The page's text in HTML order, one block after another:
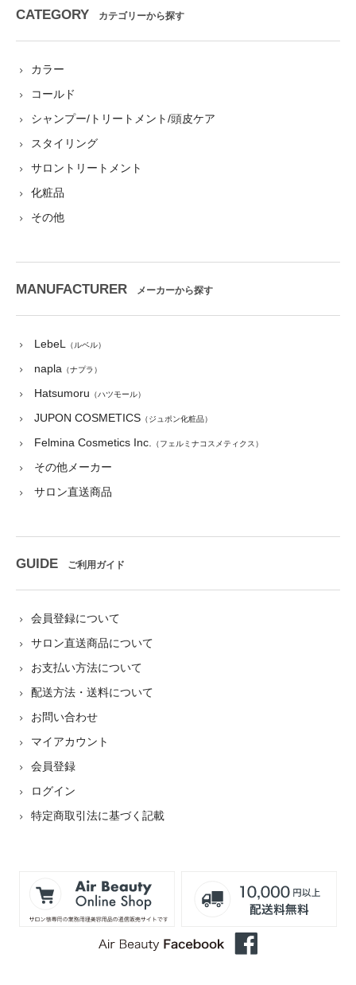
CATEGORY カテゴリーから探す
カラー
コールド
シャンプー/トリートメント/頭皮ケア
スタイリング
サロントリートメント
化粧品
その他
MANUFACTURER メーカーから探す
LebeL （ルベル）
napla （ナプラ）
Hatsumoru （ハツモール）
JUPON COSMETICS （ジュポン化粧品）
Felmina Cosmetics Inc. （フェルミナコスメティクス）
その他メーカー
サロン直送商品
GUIDE ご利用ガイド
会員登録について
サロン直送商品について
お支払い方法について
配送方法・送料について
お問い合わせ
マイアカウント
会員登録
ログイン
特定商取引法に基づく記載